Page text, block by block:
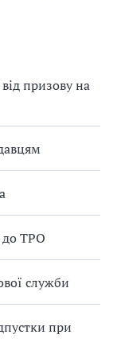
призову на
до ТРО
служби
при